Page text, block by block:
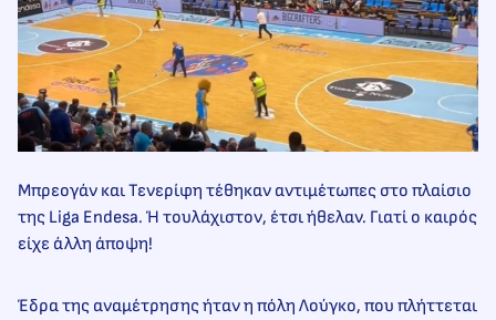
Μπρεογάν και Τενερίφη τέθηκαν αντιμέτωπες στο πλαίσιο
της Liga Endesa. Ή τουλάχιστον, έτσι ήθελαν. Γιατί ο καιρός
είχε άλλη άποψη!
Έδρα της αναμέτρησης ήταν η πόλη Λούγκο, που πλήττεται